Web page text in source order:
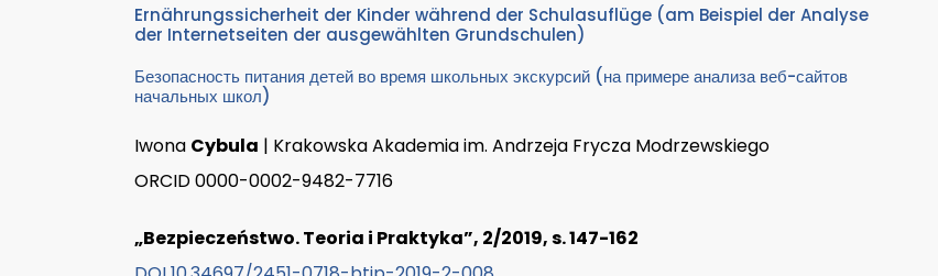
Ernährungssicherheit der Kinder während der Schulasuflüge (am Beispiel der Analyse
der Internetseiten der ausgewählten Grundschulen)
Безопасность питания детей во время школьных экскурсий (на примере анализа веб-сайтов
начальных школ)
Iwona Cybula | Krakowska Akademia im. Andrzeja Frycza Modrzewskiego
ORCID 0000-0002-9482-7716
„Bezpieczeństwo. Teoria i Praktyka”, 2/2019, s. 147-162